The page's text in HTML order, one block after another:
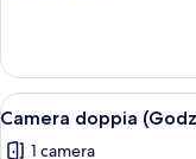
doppia
(Godzilla
View)
Apri
tutte
1
Camera doppia
1 camera